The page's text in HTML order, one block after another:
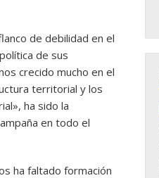
de debilidad en el
de sus
crecido mucho en el
territorial y los
ha sido la
en todo el
ha faltado formación